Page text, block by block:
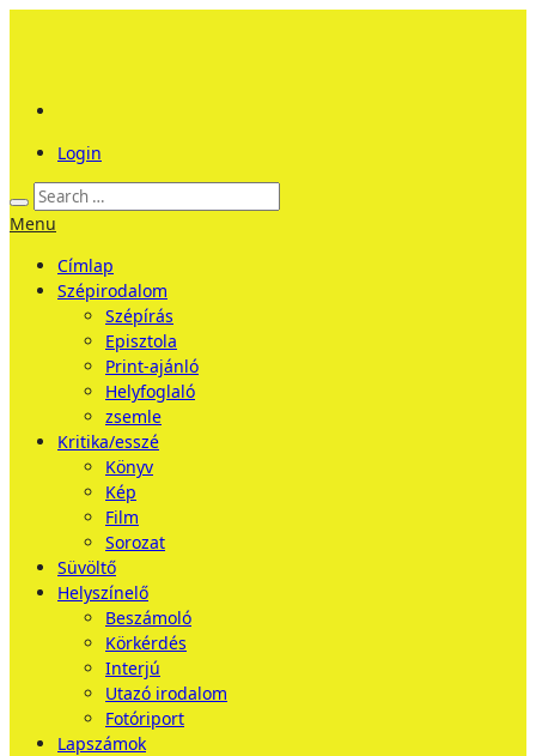
Login
Menu
Címlap
Szépirodalom
Szépírás
Episztola
Print-ajánló
Helyfoglaló
zsemle
Kritika/esszé
Könyv
Kép
Film
Sorozat
Süvöltő
Helyszínelő
Beszámoló
Körkérdés
Interjú
Utazó irodalom
Fotóriport
Lapszámok